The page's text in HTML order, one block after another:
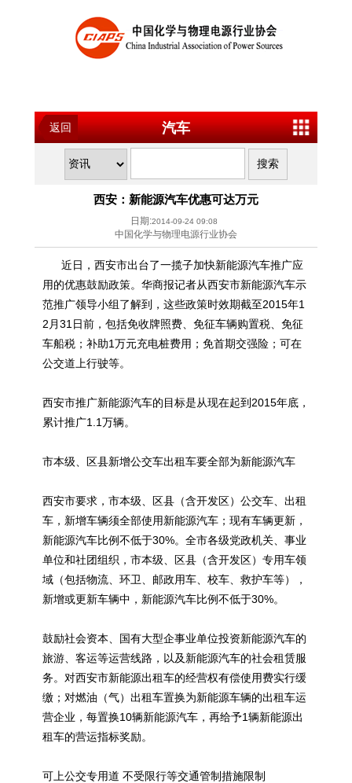
返回 汽车
西安：新能源汽车优惠可达万元
日期:2014-09-24 09:08
中国化学与物理电源行业协会
近日，西安市出台了一揽子加快新能源汽车推广应
用的优惠鼓励政策。华商报记者从西安市新能源汽车示
范推广领导小组了解到，这些政策时效期截至2015年1
2月31日前，包括免收牌照费、免征车辆购置税、免征
车船税；补助1万元充电桩费用；免首期交强险；可在
公交道上行驶等。
西安市推广新能源汽车的目标是从现在起到2015年底，
累计推广1.1万辆。
市本级、区县新增公交车出租车要全部为新能源汽车
西安市要求，市本级、区县（含开发区）公交车、出租
车，新增车辆须全部使用新能源汽车；现有车辆更新，
新能源汽车比例不低于30%。全市各级党政机关、事业
单位和社团组织，市本级、区县（含开发区）专用车领
域（包括物流、环卫、邮政用车、校车、救护车等），
新增或更新车辆中， 新能源汽车比例不低于30%。
鼓励社会资本、国有大型企事业单位投资新能源汽车的
旅游、客运等运营线路，以及新能源汽车的社会租赁服
务。对西安市新能源出租车的经营权有偿使用费实行缓
缴；对燃油（气）出租车置换为新能源车辆的出租车运
营企业，每置换10辆新能源汽车，再给予1辆新能源出
租车的营运指标奖励。
可上公交专用道 不受限行等交通管制措施限制